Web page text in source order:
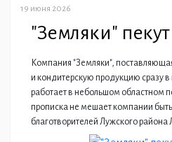
19 июня 2026
"Земляки"
Компания "Земляки",
и кондитерскую продукцию сразу в
работает в небольшом областном
прописка не мешает компании
благотворителей Лужского района